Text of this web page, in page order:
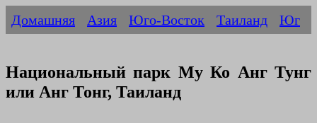
Домашняя Азия Юго-Восток Таиланд Юг
Национальный парк Му Ко Анг Тунг
или Анг Тонг, Таиланд